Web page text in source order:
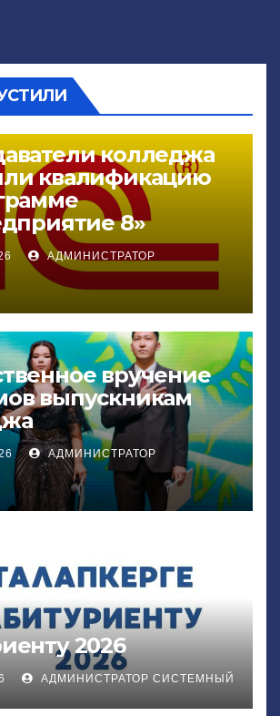
колледжа
квалификацию
8»
АДМИНИСТРАТОР
вручение
выпускникам
АДМИНИСТРАТОР
2026
АДМИНИСТРАТОР СИСТЕМНЫЙ